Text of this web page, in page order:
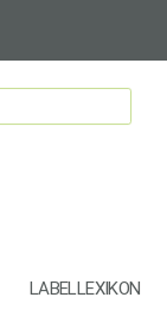
LABELLEXIKON